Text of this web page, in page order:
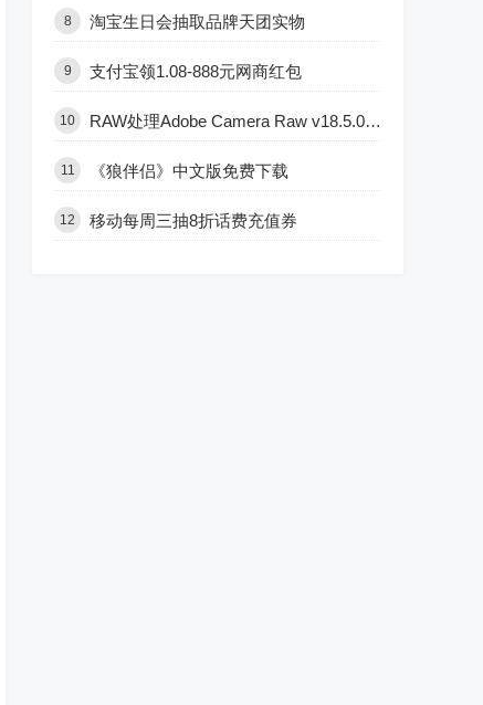
8 淘宝生日会抽取品牌天团实物
9 支付宝领1.08-888元网商红包
10 RAW处理Adobe Camera Raw v18.5.0中文版
11 《狼伴侣》中文版免费下载
12 移动每周三抽8折话费充值券